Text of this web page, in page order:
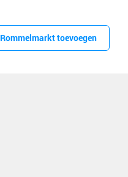
Rommelmarkt toevoegen